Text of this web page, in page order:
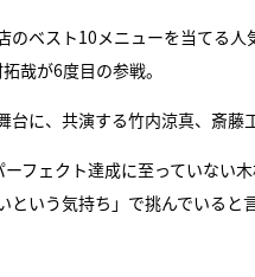
ベスト10メニューを当てる
哉が6度目の参戦。
に、共演する竹内涼真、斎藤
フェクト達成に至っていない
いう気持ち」で挑んでいる